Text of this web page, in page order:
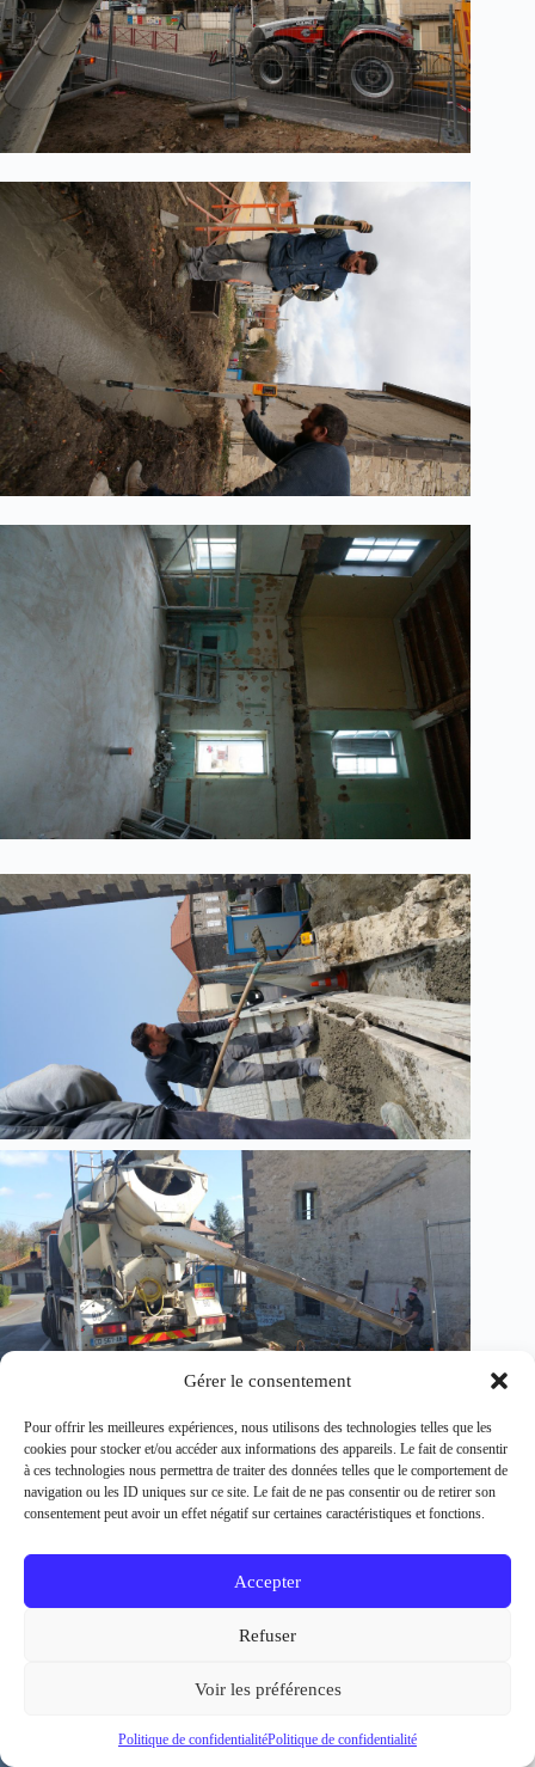
Gérer le consentement
Pour offrir les meilleures expériences, nous utilisons des technologies telles que les
cookies pour stocker et/ou accéder aux informations des appareils. Le fait de consentir
à ces technologies nous permettra de traiter des données telles que le comportement de
navigation ou les ID uniques sur ce site. Le fait de ne pas consentir ou de retirer son
consentement peut avoir un effet négatif sur certaines caractéristiques et fonctions.
Accepter
Refuser
Voir les préférences
Politique de confidentialitéPolitique de confidentialité